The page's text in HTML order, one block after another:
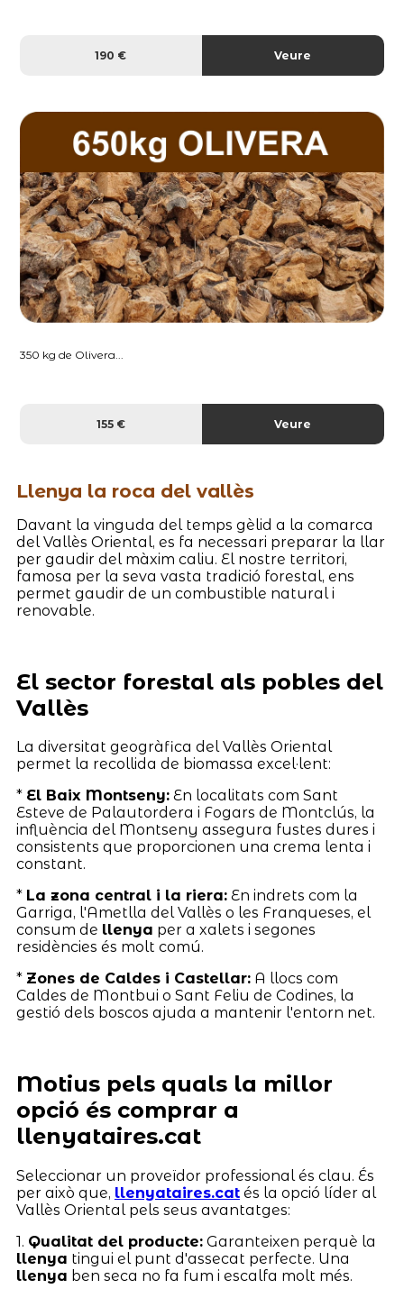
190 € Veure
350 kg de Olivera...
155 € Veure
Llenya la roca del vallès
Davant la vinguda del temps gèlid a la comarca
del Vallès Oriental, es fa necessari preparar la llar
per gaudir del màxim caliu. El nostre territori,
famosa per la seva vasta tradició forestal, ens
permet gaudir de un combustible natural i
renovable.
El sector forestal als pobles del
Vallès
La diversitat geogràfica del Vallès Oriental
permet la recollida de biomassa excel·lent:
* El Baix Montseny:En localitats com Sant
Esteve de Palautordera i Fogars de Montclús, la
influència del Montseny assegura fustes dures i
consistents que proporcionen una crema lenta i
constant.
* La zona central i la riera:En indrets com la
Garriga, l'Ametlla del Vallès o les Franqueses, el
consum de llenya per a xalets i segones
residències és molt comú.
* Zones de Caldes i Castellar:A llocs com
Caldes de Montbui o Sant Feliu de Codines, la
gestió dels boscos ajuda a mantenir l'entorn net.
Motius pels quals la millor
opció és comprar a
llenyataires.cat
Seleccionar un proveïdor professional és clau. És
per això que, llenyataires.catés la opció líder al
Vallès Oriental pels seus avantatges:
1. Qualitat del producte:Garanteixen perquè la
llenya tingui el punt d'assecat perfecte. Una
llenya ben seca no fa fum i escalfa molt més.